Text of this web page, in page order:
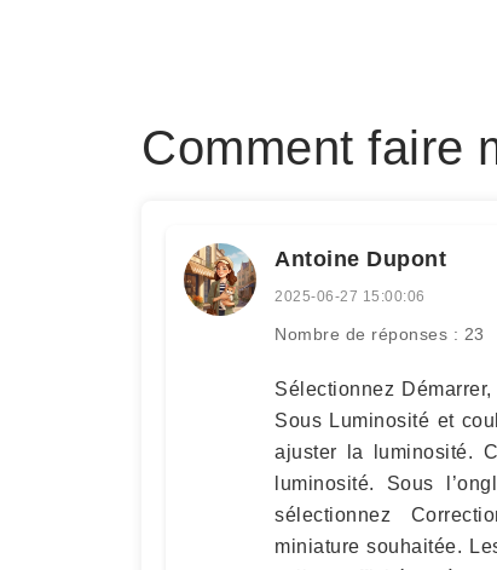
Comment faire
Antoine Dupont
2025-06-27 15:00:06
Nombre de réponses : 23
Sélectionnez
Sous Luminosité et
ajuster la luminosité.
luminosité. Sous
sélectionnez
miniature souhaitée.